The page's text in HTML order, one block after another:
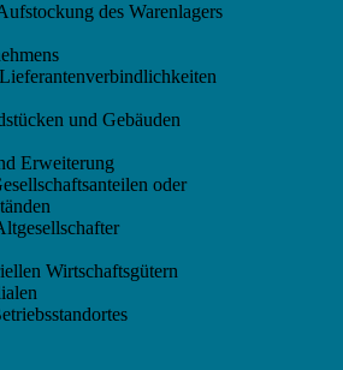
des Warenlagers
und Gebäuden
Erweiterung
oder
Wirtschaftsgütern